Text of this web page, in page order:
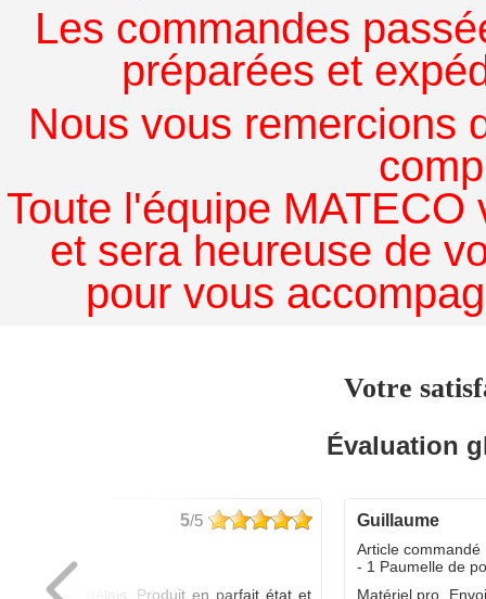
Les commandes
préparées et
Nous vous remercions
Toute l'équipe
et sera heureuse de
pour vous
Votre
Évaluation
5/5
dans les délais. Produit en parfait état et
guillaume
Article commandé
- 1 Paumelle de
Matériel pro.